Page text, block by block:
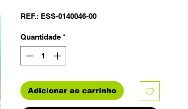
REF.: ESS-0140046-00
Quantidade *
Adicionar ao carrinho